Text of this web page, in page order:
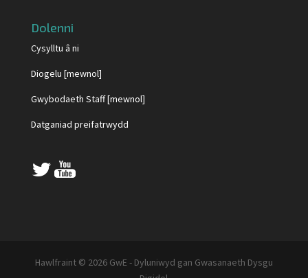
Dolenni
Cysylltu â ni
Diogelu [mewnol]
Gwybodaeth Staff [mewnol]
Datganiad preifatrwydd
Hawlfraint © 2026 GwE - Dyluniwyd gan Gwasanaeth Dysgu